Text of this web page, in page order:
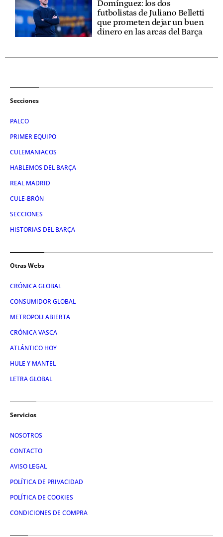
Domínguez: los dos
futbolistas de Juliano Belletti
que prometen dejar un buen
dinero en las arcas del Barça
Secciones
PALCO
PRIMER EQUIPO
CULEMANIACOS
HABLEMOS DEL BARÇA
REAL MADRID
CULE-BRÓN
SECCIONES
HISTORIAS DEL BARÇA
Otras Webs
CRÓNICA GLOBAL
CONSUMIDOR GLOBAL
METROPOLI ABIERTA
CRÓNICA VASCA
ATLÁNTICO HOY
HULE Y MANTEL
LETRA GLOBAL
Servicios
NOSOTROS
CONTACTO
AVISO LEGAL
POLÍTICA DE PRIVACIDAD
POLÍTICA DE COOKIES
CONDICIONES DE COMPRA